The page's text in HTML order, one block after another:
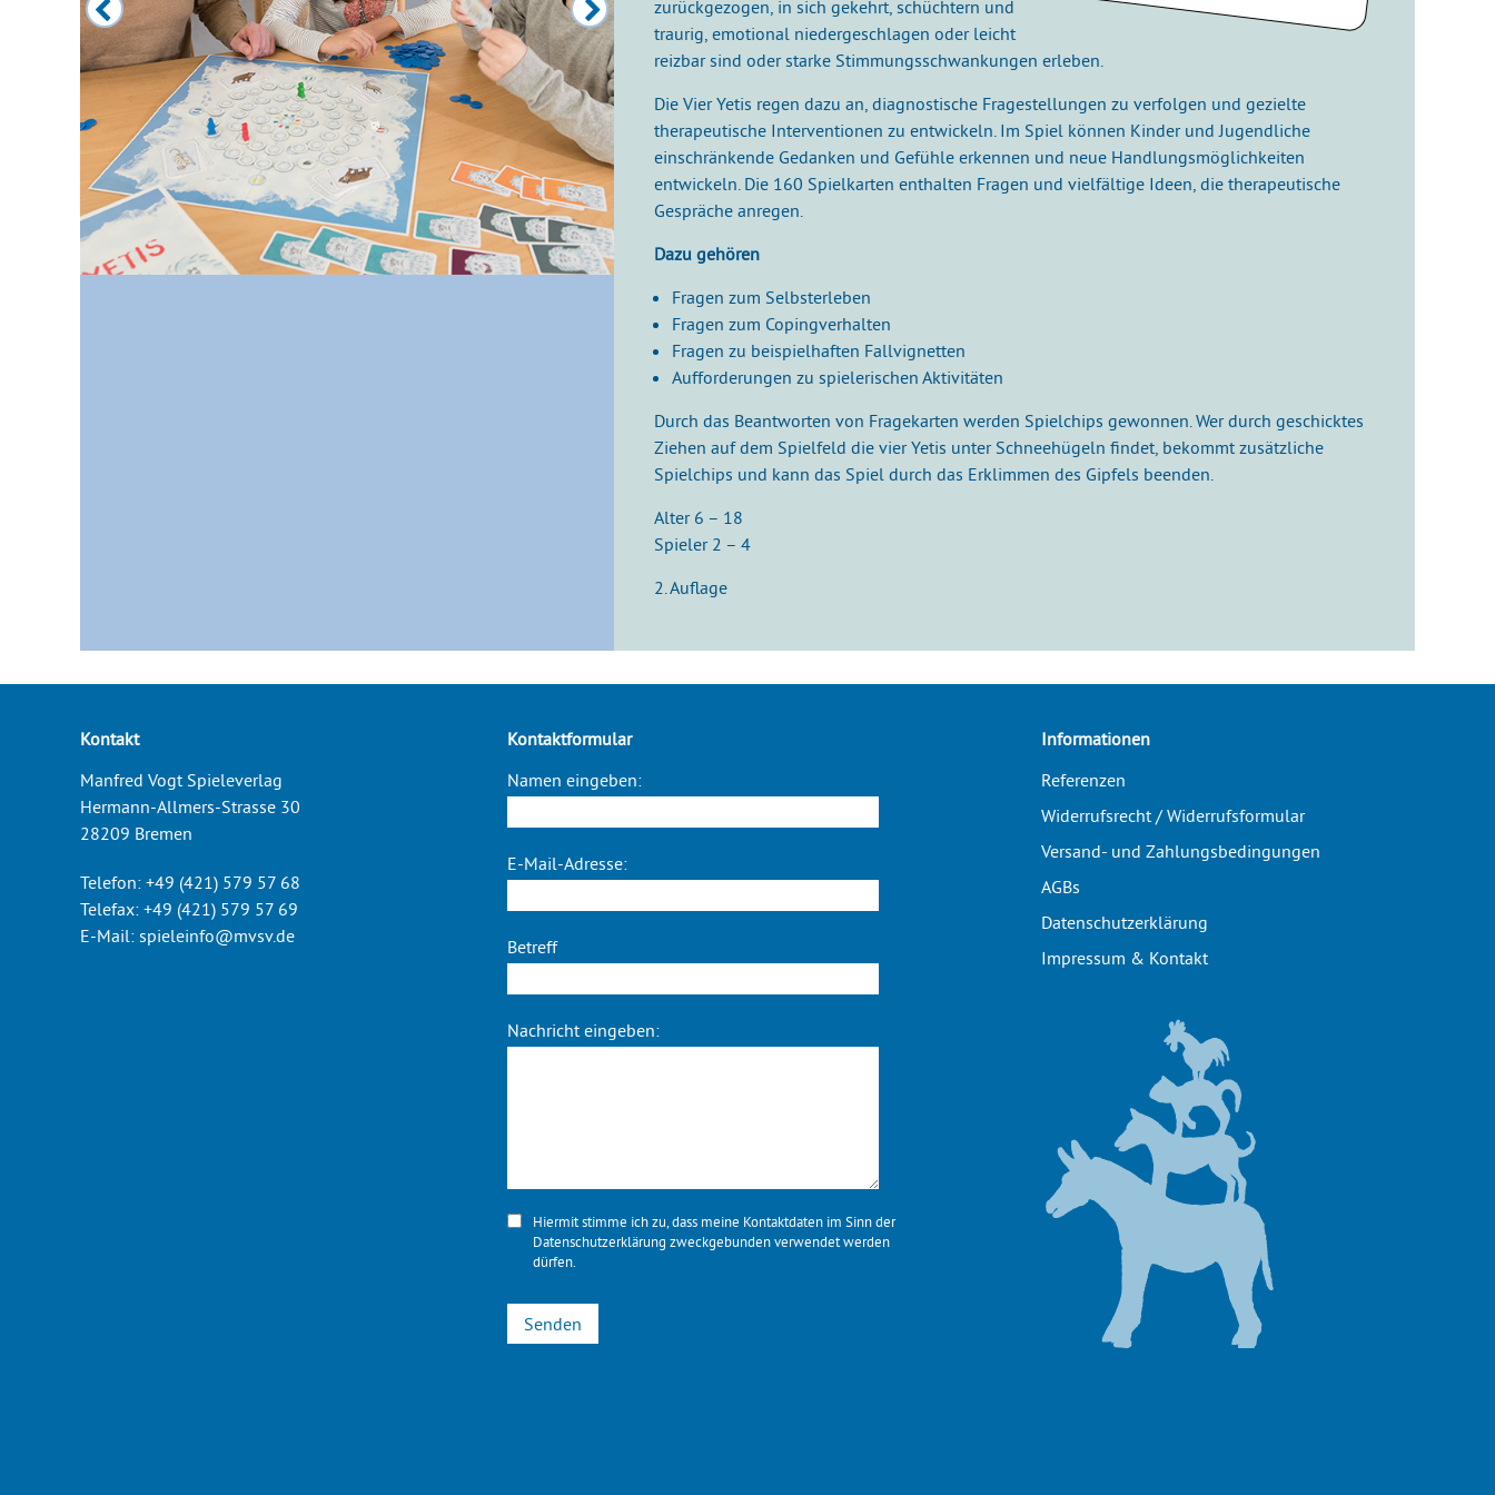
zurückgezogen, in sich gekehrt, schüchtern und
traurig, emotional niedergeschlagen oder leicht
reizbar sind oder starke Stimmungsschwankungen erleben.
Die Vier Yetis regen dazu an, diagnostische Fragestellungen zu verfolgen und gezielte
therapeutische Interventionen zu entwickeln. Im Spiel können Kinder und Jugendliche
einschränkende Gedanken und Gefühle erkennen und neue Handlungsmöglichkeiten
entwickeln. Die 160 Spielkarten enthalten Fragen und vielfältige Ideen, die therapeutische
Gespräche anregen.
Dazu gehören
Fragen zum Selbsterleben
Fragen zum Copingverhalten
Fragen zu beispielhaften Fallvignetten
Aufforderungen zu spielerischen Aktivitäten
Durch das Beantworten von Fragekarten werden Spielchips gewonnen. Wer durch geschicktes
Ziehen auf dem Spielfeld die vier Yetis unter Schneehügeln findet, bekommt zusätzliche
Spielchips und kann das Spiel durch das Erklimmen des Gipfels beenden.
Alter 6 – 18
Spieler 2 – 4
2. Auflage
Kontakt
Manfred Vogt Spieleverlag
Hermann-Allmers-Strasse 30
28209 Bremen
Telefon: +49 (421) 579 57 68
Telefax: +49 (421) 579 57 69
E-Mail: spieleinfo@mvsv.de
Kontaktformular
Namen eingeben:
E-Mail-Adresse:
Betreff
Nachricht eingeben:
Hiermit stimme ich zu, dass meine Kontaktdaten im Sinn der
Datenschutzerklärung zweckgebunden verwendet werden
dürfen.
Informationen
Referenzen
Widerrufsrecht / Widerrufsformular
Versand- und Zahlungsbedingungen
AGBs
Datenschutzerklärung
Impressum & Kontakt